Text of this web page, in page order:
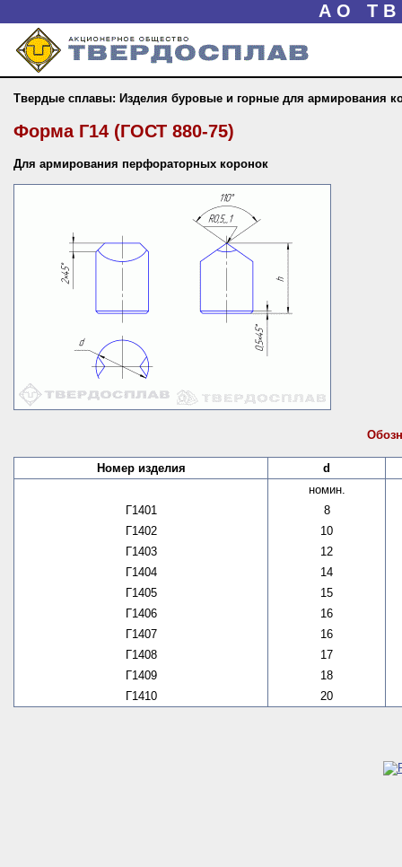
АО
Твердые сплавы: Изделия буровые и горные для армирования
Форма Г14 (ГОСТ 880-75)
Для армирования перфораторных коронок
Номер изделия
d
номин.
Г1401
8
Г1402
10
Г1403
12
Г1404
14
Г1405
15
Г1406
16
Г1407
16
Г1408
17
Г1409
18
Г1410
20